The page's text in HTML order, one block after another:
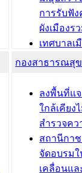
การรับฟั
ผังเมืองร
เทศบาลเ
โครงการ
เทศบาล
รับฟังคว
ผังเมือง
วารินชำ
เทศบาล
ซักซ้อมแ
กองสาธารณสุ
ลงพื้นที่แ
ใกล้เคียง
สำรวจค
สถานีกา
จัดอบรม
เคลื่อนแ